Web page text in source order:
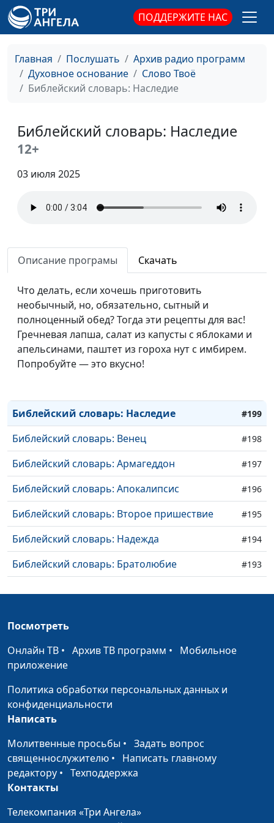
ПОДДЕРЖИТЕ НАС
Главная Послушать
Архив радио программ
Духовное основание
Слово Твоё
Библейский словарь: Наследие
Библейский словарь: Наследие
12+
03 июля 2025
Описание програмы Скачать
Что делать, если хочешь приготовить
необычный, но, обязательно, сытный и
полноценный обед? Тогда эти рецепты для вас!
Гречневая лапша, салат из капусты с яблоками и
апельсинами, паштет из гороха нут с имбирем.
Попробуйте — это вкусно!
Библейский словарь: Наследие #199
Библейский словарь: Венец #198
Библейский словарь: Армагеддон #197
Библейский словарь: Апокалипсис #196
Библейский словарь: Второе пришествие #195
Библейский словарь: Надежда #194
Библейский словарь: Братолюбие #193
Библейский словарь: Милосердие
Библейский словарь: Мир
Библейский словарь: Любовь
Библейский словарь: Плоды Святого Духа
Библейский словарь: Возрождение
Библейский словарь: Освящение
Библейский словарь: Очищение
Посмотреть
Онлайн ТВ • Архив ТВ программ • Мобильное
приложение
Политика обработки персональных данных и
конфиденциальности
Написать
Молитвенные просьбы • Задать вопрос
священнослужителю • Написать главному
редактору • Техподдержка
Контакты
Телекомпания «Три Ангела»